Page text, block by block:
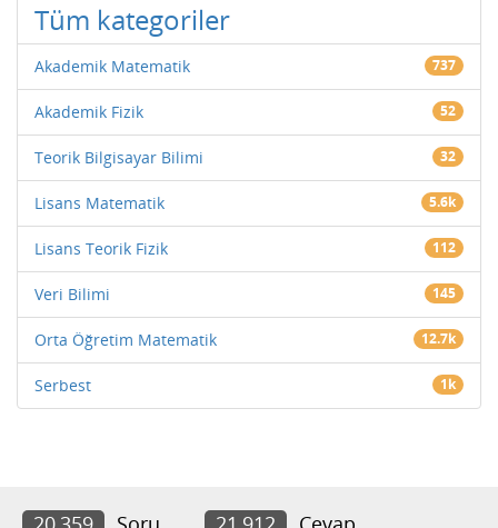
Tüm kategoriler
Akademik Matematik 737
Akademik Fizik 52
Teorik Bilgisayar Bilimi 32
Lisans Matematik 5.6k
Lisans Teorik Fizik 112
Veri Bilimi 145
Orta Öğretim Matematik 12.7k
Serbest 1k